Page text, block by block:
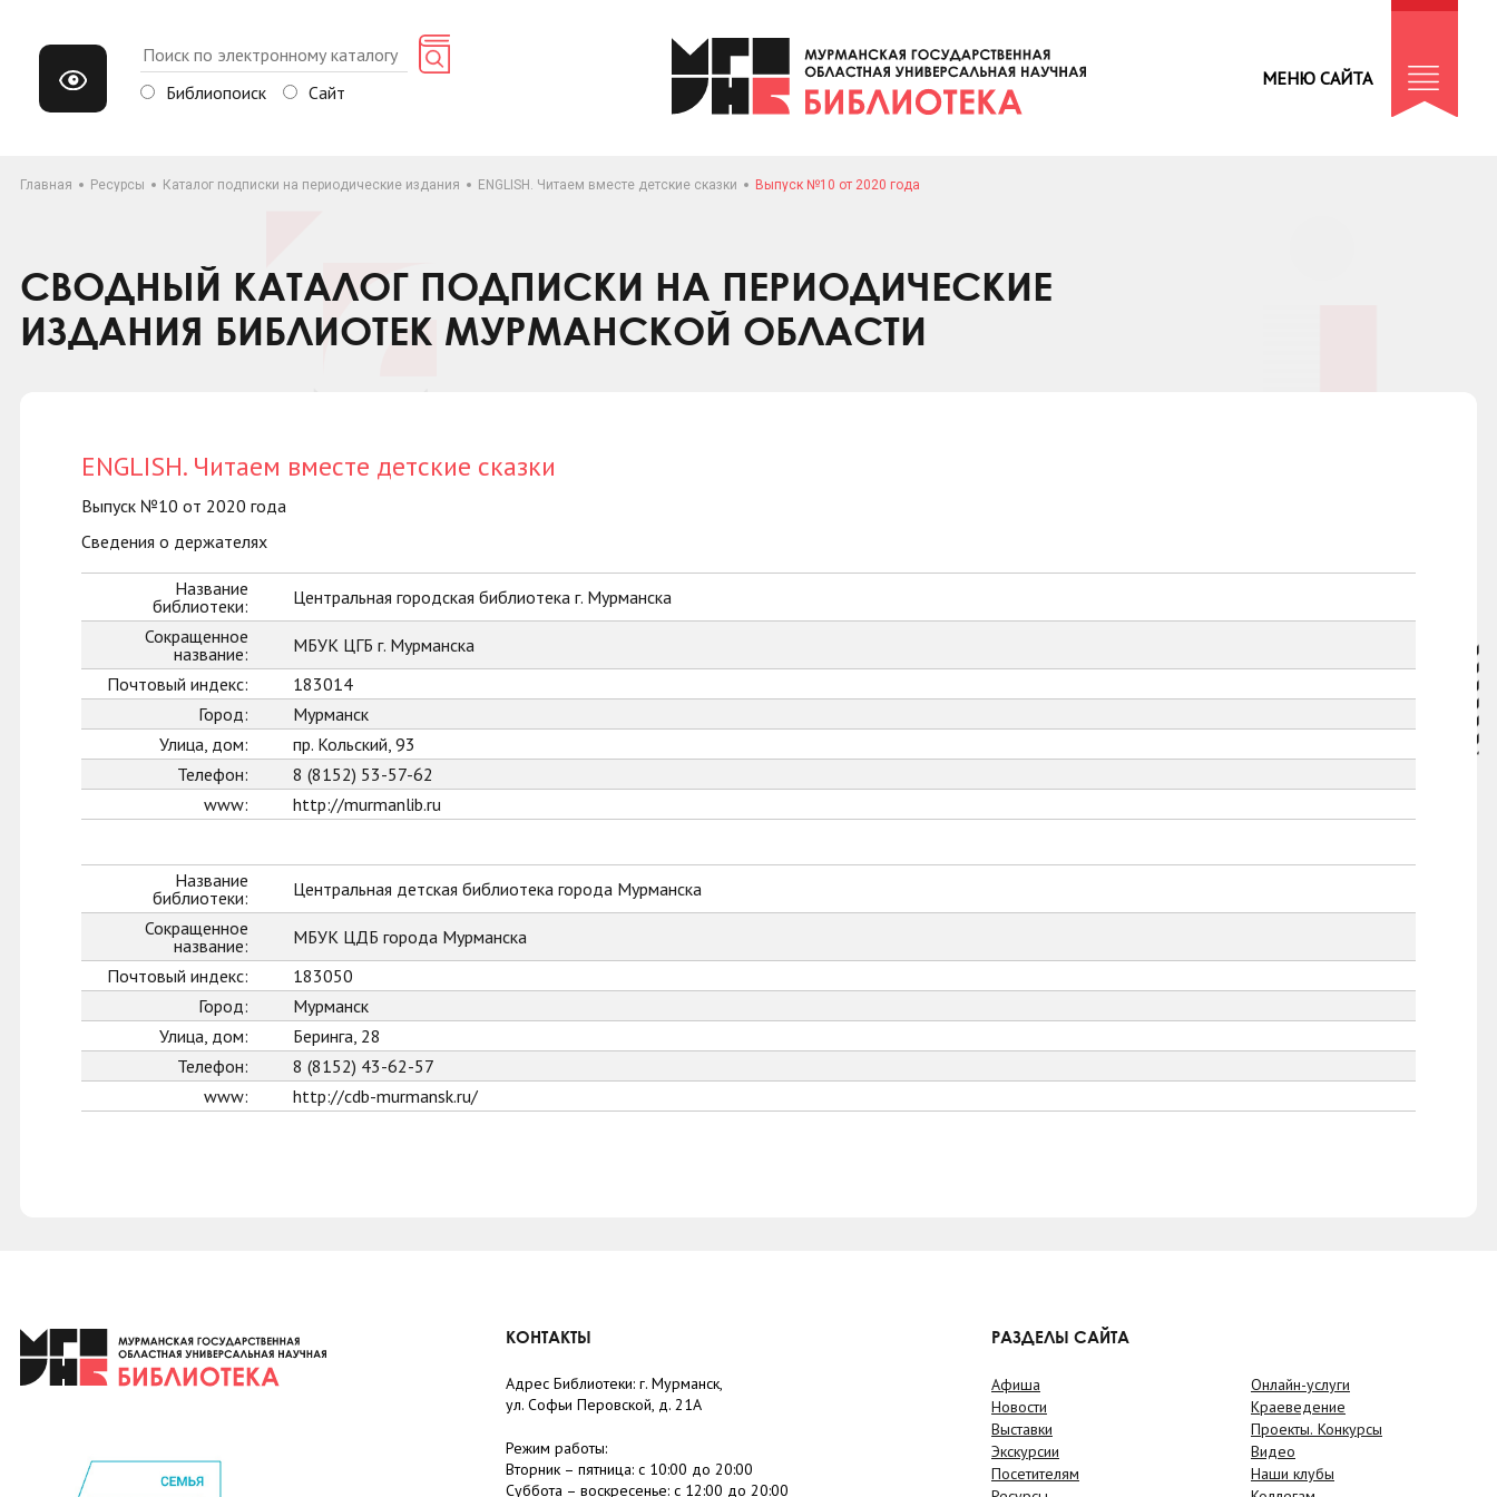
Библиопоиск Сайт
МЕНЮ САЙТА
Главная Ресурсы Каталог подписки на периодические издания ENGLISH. Читаем вместе детские сказки Выпуск №10 от 2020 года
СВОДНЫЙ КАТАЛОГ ПОДПИСКИ НА ПЕРИОДИЧЕСКИЕ
ИЗДАНИЯ БИБЛИОТЕК МУРМАНСКОЙ ОБЛАСТИ
ENGLISH. Читаем вместе детские сказки
Выпуск №10 от 2020 года
Сведения о держателях
Название
библиотеки:
Центральная городская библиотека г. Мурманска
Сокращенное
название:
МБУК ЦГБ г. Мурманска
Почтовый индекс:
183014
Город:
Мурманск
Улица, дом:
пр. Кольский, 93
Телефон:
8 (8152) 53-57-62
www:
http://murmanlib.ru
Название
библиотеки:
Центральная детская библиотека города Мурманска
Сокращенное
название:
МБУК ЦДБ города Мурманска
Почтовый индекс:
183050
Город:
Мурманск
Улица, дом:
Беринга, 28
Телефон:
8 (8152) 43-62-57
www:
http://cdb-murmansk.ru/
КОНТАКТЫ
Адрес Библиотеки: г. Мурманск,
ул. Софьи Перовской, д. 21А
Режим работы:
Вторник – пятница: с 10:00 до 20:00
Суббота – воскресенье: c 12:00 до 20:00
РАЗДЕЛЫ САЙТА
Афиша
Новости
Выставки
Экскурсии
Посетителям
Онлайн-услуги
Краеведение
Проекты. Конкурсы
Видео
Наши клубы